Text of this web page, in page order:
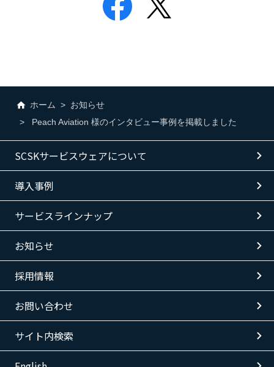
ホーム
お知らせ
Peach Aviation 様のインタビュー事例を掲載しました
SCSKサービスウェアについて
導入事例
サービスラインナップ
お知らせ
採用情報
お問い合わせ
サイト内検索